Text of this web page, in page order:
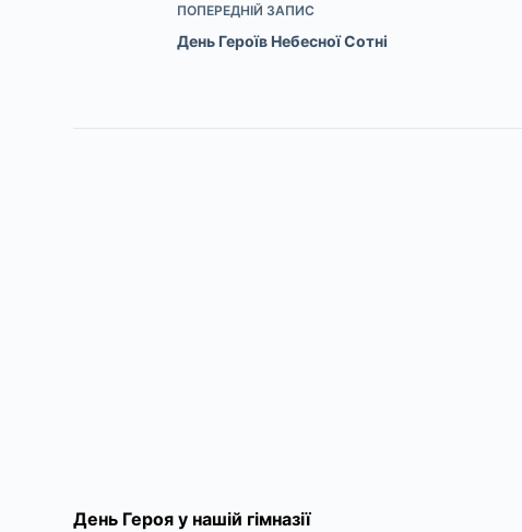
ПОПЕРЕДНІЙ ЗАПИС
День Героїв Небесної Сотні
День Героя у нашій гімназії